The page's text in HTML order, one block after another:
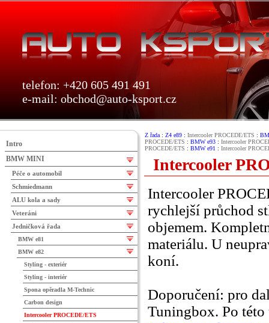
telefon: +420 605 491 491
e-mail: obchod@auto-ksport.cz
Z řada : Z4 e89 : Intercooler PROCEDE/ETS :
PROCEDE/ETS : BMW e93 : Intercooler
PROCEDE/ETS : BMW e91 : Intercooler
Intercooler
Intercooler
rychlejší průchod
objemem.
materiálu. U
koní.
Doporučení: pro
Tuningbox. Po této
Intro
BMW MINI
Péče o automobil
Schmiedmann
ALU kola a sady
Veteráni
Jedničková řada
BMW e81
BMW e82
Styling - exteriér
Styling - interiér
Spona opěradla M-Technic
Carbon design
Intercooler PROCEDE/ETS